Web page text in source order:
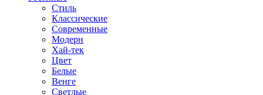
Стиль
Классические
Современные
Модерн
Хай-тек
Цвет
Белые
Венге
Светлые